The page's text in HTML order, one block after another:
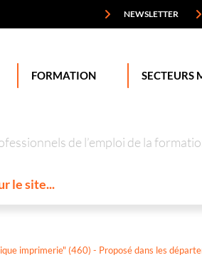
NEWSLETTER
FORMATION SECTEURS
de l’emploi de la
imprimerie" (460) - Proposé dans les